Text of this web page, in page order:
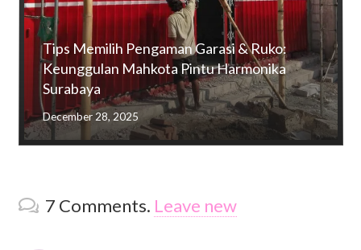
Tips Memilih Pengaman Garasi & Ruko:
Keunggulan Mahkota Pintu Harmonika
Surabaya
December 28, 2025
7 Comments. Leave new